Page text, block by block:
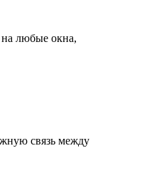
на любые окна,
связь между